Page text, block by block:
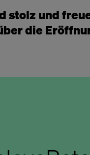
stolz und
die